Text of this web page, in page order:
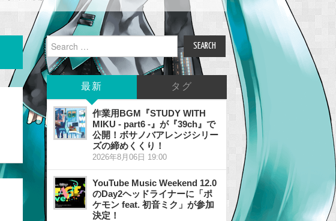
Search
for:
最新 タグ
作業用BGM『STUDY WITH
MIKU - part6 -』が『39ch』で
公開！ボサノバアレンジシリー
ズの締めくくり！
2026年8月06日 19:00
YouTube Music Weekend 12.0
のDay2ヘッドライナーに「ポ
ケモン feat. 初音ミク」が参加
決定！